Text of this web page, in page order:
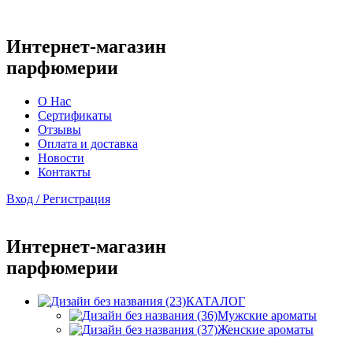
Интернет-магазин
парфюмерии
О Нас
Сертификаты
Отзывы
Оплата и доставка
Новости
Контакты
Вход / Регистрация
Интернет-магазин
парфюмерии
КАТАЛОГ
Мужские ароматы
Женские ароматы